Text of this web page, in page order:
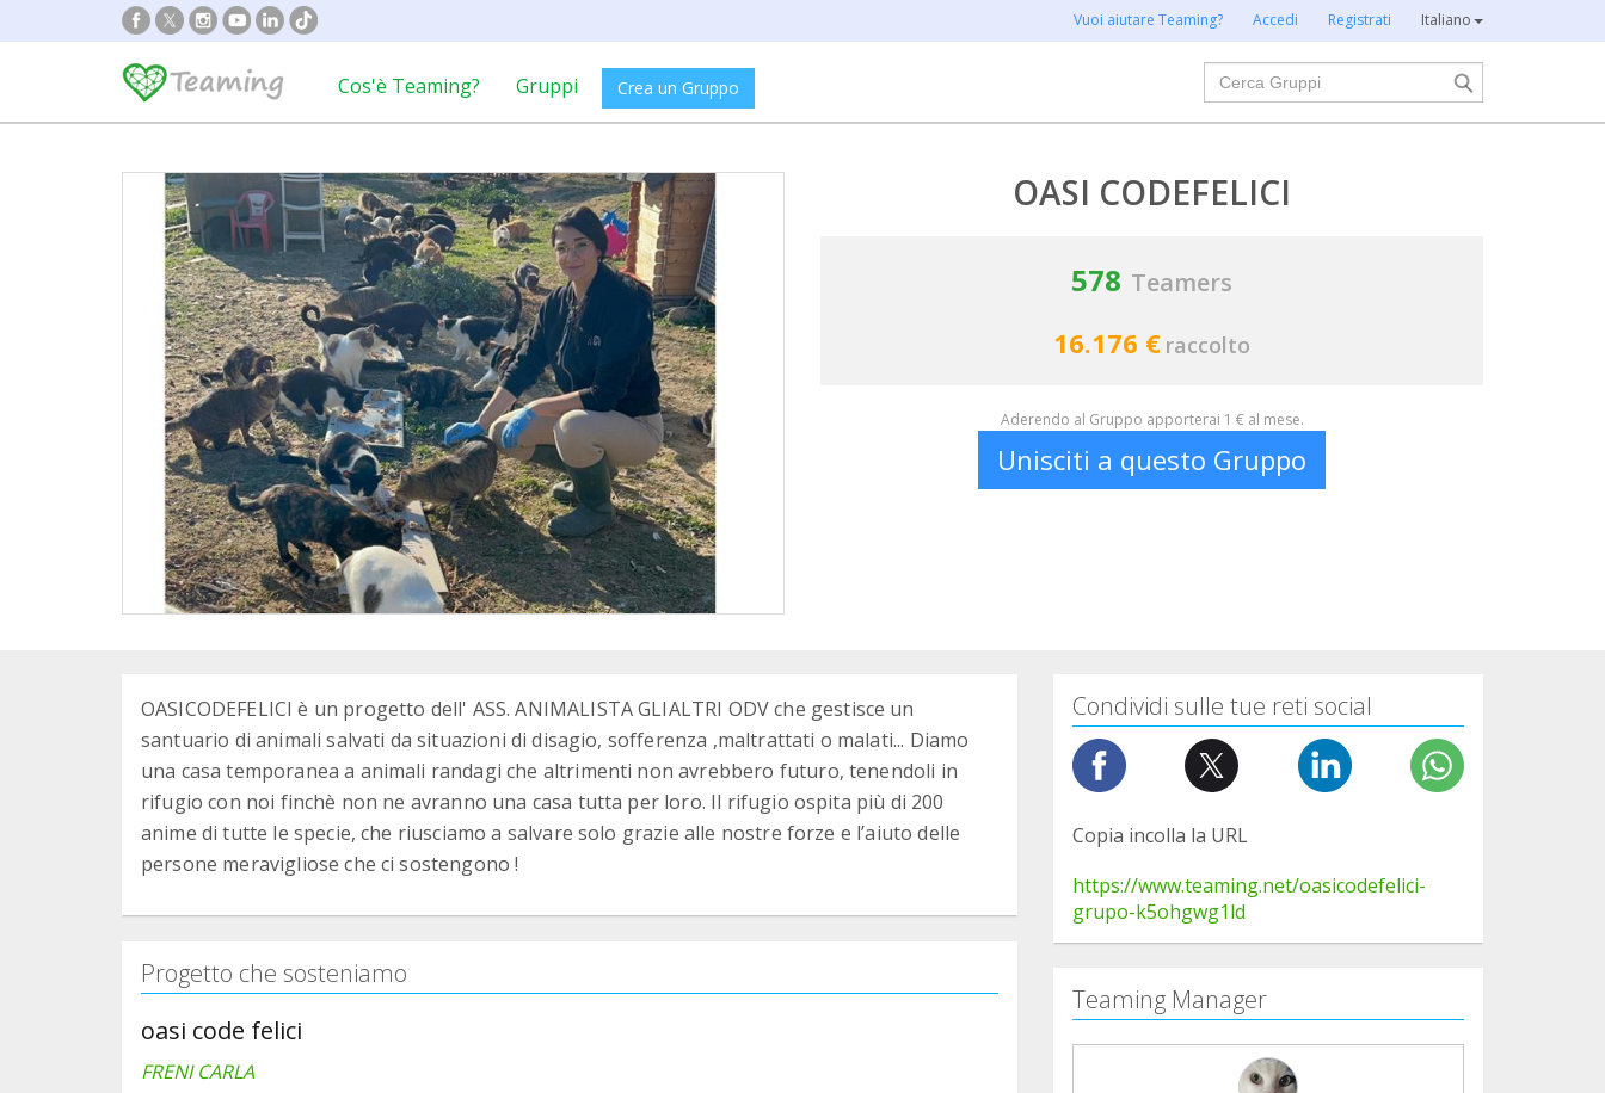
Vuoi aiutare Teaming? Accedi Registrati Italiano
Cos'è Teaming? Gruppi Crea un Gruppo
Cerca
OASI CODEFELICI
578 Teamers
16.176 € raccolto
Aderendo al Gruppo apporterai 1 € al mese.
Unisciti a questo Gruppo
OASICODEFELICI è un progetto dell' ASS. ANIMALISTA GLIALTRI ODV che gestisce un
santuario di animali salvati da situazioni di disagio, sofferenza ,maltrattati o malati... Diamo
una casa temporanea a animali randagi che altrimenti non avrebbero futuro, tenendoli in
rifugio con noi finchè non ne avranno una casa tutta per loro. Il rifugio ospita più di 200
anime di tutte le specie, che riusciamo a salvare solo grazie alle nostre forze e l’aiuto delle
persone meravigliose che ci sostengono !
Progetto che sosteniamo
oasi code felici
FRENI CARLA
Condividi sulle tue reti social
Copia incolla la URL
https://www.teaming.net/oasicodefelici-
grupo-k5ohgwg1ld
Teaming Manager